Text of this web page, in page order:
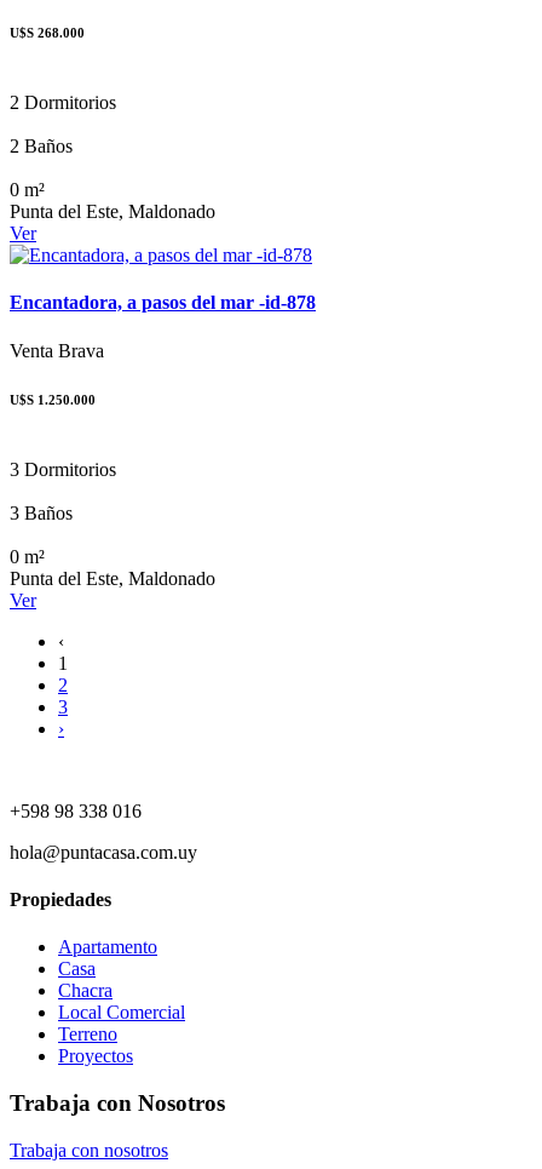
U$S 268.000
2 Dormitorios
2 Baños
0 m²
Punta del Este, Maldonado
Ver
Encantadora, a pasos del mar -id-878
Venta Brava
U$S 1.250.000
3 Dormitorios
3 Baños
0 m²
Punta del Este, Maldonado
Ver
‹
1
2
3
›
+598 98 338 016
hola@puntacasa.com.uy
Propiedades
Apartamento
Casa
Chacra
Local Comercial
Terreno
Proyectos
Trabaja con Nosotros
Trabaja con nosotros